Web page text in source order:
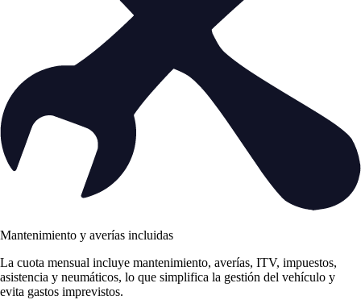
Mantenimiento y averías incluidas
La cuota mensual incluye mantenimiento, averías, ITV, impuestos,
asistencia y neumáticos, lo que simplifica la gestión del vehículo y
evita gastos imprevistos.